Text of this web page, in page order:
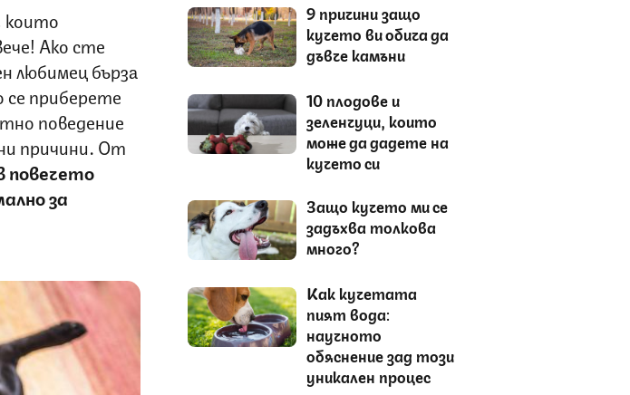
които
Ако сте
любимец бърза
се приберете
поведение
причини. От
повечето
за
9 причини защо
кучето ви обича да
дъвче камъни
10 плодове и
зеленчуци, които
може да дадете на
кучето си
Защо кучето ми се
задъхва толкова
много?
Как кучетата
пият вода:
научното
обяснение зад този
уникален процес